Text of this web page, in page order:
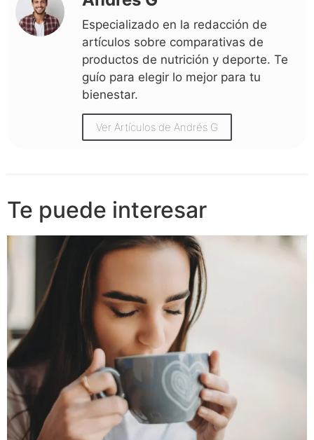
Especializado en la redacción de
artículos sobre comparativas de
productos de nutrición y deporte. Te
guío para elegir lo mejor para tu
bienestar.
Ver Artículos de Andrés G
Te puede interesar